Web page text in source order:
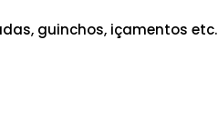
guinchos, içamentos etc.